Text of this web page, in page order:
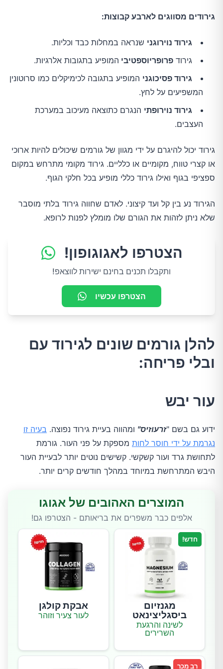
חצבת
סקביאס (גרדת)
גירודים מסווגים לארבע קבוצות:
גירוד נוירוגני שנראה במחלות כבד וכליות.
גירוד פרופריוספטיבי המופיע בתגובות אלרגיות.
גירוד פסיכוגני המופיע בתגובה לכימיקלים כמו סרוטונין
המשפיעים על לחץ.
גירוד נוירופתי הנגרם כתוצאה מעיכוב במערכת
העצבים.
גירוד יכול להיגרם על ידי מגוון של גורמים שיכולים להיות ארוכי
או קצרי טווח, מקומיים או כלליים. גירוד מקומי מתרחש במקום
ספציפי בגוף ואילו גירוד כללי מופיע בכל חלקי הגוף.
הגירוד נע בין קל ועד קיצוני. לאדם שחווה גירוד בלתי מוסבר
שלא ניתן לזהות את הגורם שלו מומלץ לפנות לרופא.
הצטרפו לאגוגופון!
ותקבלו תכנים בחינם ישירות לווצאפ!
הצטרפו עכשיו
להלן גורמים שונים לגירוד עם
ובלי פריחה:
עור יבש
ידוע גם בשם "זרעוזיס" ומהווה בעיית גירוד נפוצה. בעיה זו
נגרמת על ידי חוסר לחות מספקת על פני העור. גורמת
לתחושת גרד ועור קשקשי. קשישים נוטים יותר לבעיית העור
היבש המתרחשת במיוחד במהלך חודשים קרים יותר.
המוצרים האהובים של אגוגו
אלפים כבר משפרים את בריאותם - הצטרפו גם!
חדש!
מגנזיום
ביסגליצינאט
לשינה והרגעת
השרירים
אבקת קולגן
לעור צעיר וזוהר
רב מכר